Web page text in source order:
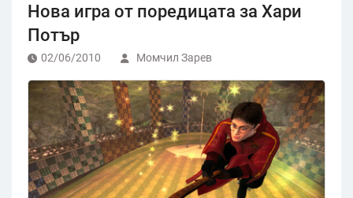
Нова игра от поредицата за Хари
Потър
02/06/2010 Момчил Зарев